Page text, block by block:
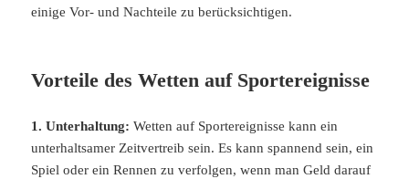
einige Vor- und Nachteile zu berücksichtigen.
Vorteile des Wetten auf Sportereignisse
1. Unterhaltung: Wetten auf Sportereignisse kann ein
unterhaltsamer Zeitvertreib sein. Es kann spannend sein, ein
Spiel oder ein Rennen zu verfolgen, wenn man Geld darauf